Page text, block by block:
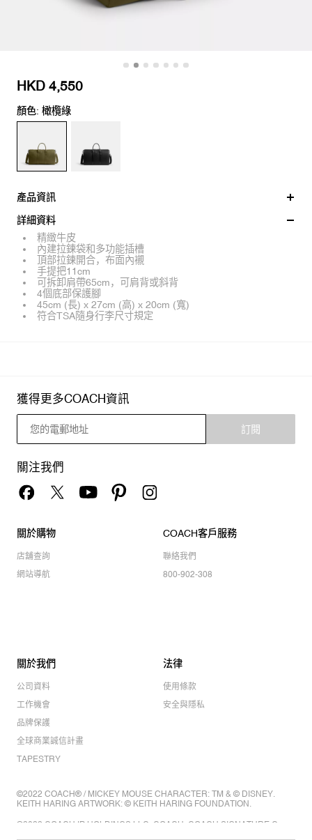
HKD 4,550
顏色: 橄欖綠
產品資訊
詳細資料
精緻牛皮
內建拉鍊袋和多功能插槽
頂部拉鍊開合，布面內襯
手提把11cm
可拆卸肩帶65cm，可肩背或斜背
4個底部保護腳
45cm (長) x 27cm (高) x 20cm (寬)
符合TSA隨身行李尺寸規定
獲得更多COACH資訊
訂閱
關注我們
關於購物
店舖查詢
網站導航
COACH客戶服務
聯絡我們
800-902-308
關於我們
公司資料
工作機會
品牌保護
全球商業誠信計畫
TAPESTRY
法律
使用條款
安全與隱私
©2022 COACH® / MICKEY MOUSE CHARACTER: TM & © DISNEY.
KEITH HARING ARTWORK: © KEITH HARING FOUNDATION.
©2022 COACH IP HOLDINGS LLC. COACH, COACH SIGNATURE C